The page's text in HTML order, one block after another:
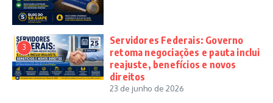
3
Servidores Federais: Governo
retoma negociações e pauta inclui
reajuste, benefícios e novos
direitos
23 de junho de 2026